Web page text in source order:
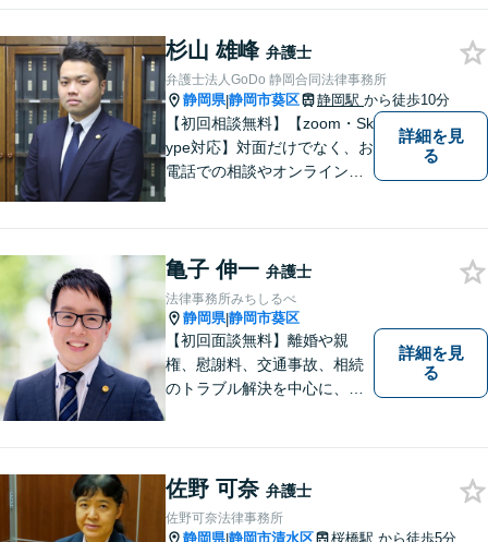
杉山 雄峰 弁護士
弁護士法人GoDo 静岡合同法律事務所
静岡県|静岡市葵区 静岡駅 から徒歩10分
【初回相談無料】【zoom・Sk
ype対応】対面だけでなく、お
電話での相談やオンライン相
だける最善の解決を目指しま
す。【ウェブ予約システムで
迅速な対応】
詳細を見
る
亀子 伸一 弁護士
法律事務所みちしるべ
静岡県|静岡市葵区
【初回面談無料】離婚や親
権、慰謝料、交通事故、相続
のトラブル解決を中心に、一
談も、お任せください。【静
岡市の弁護士】
詳細を見
る
佐野 可奈 弁護士
佐野可奈法律事務所
静岡県|静岡市清水区 桜橋駅 から徒歩5分